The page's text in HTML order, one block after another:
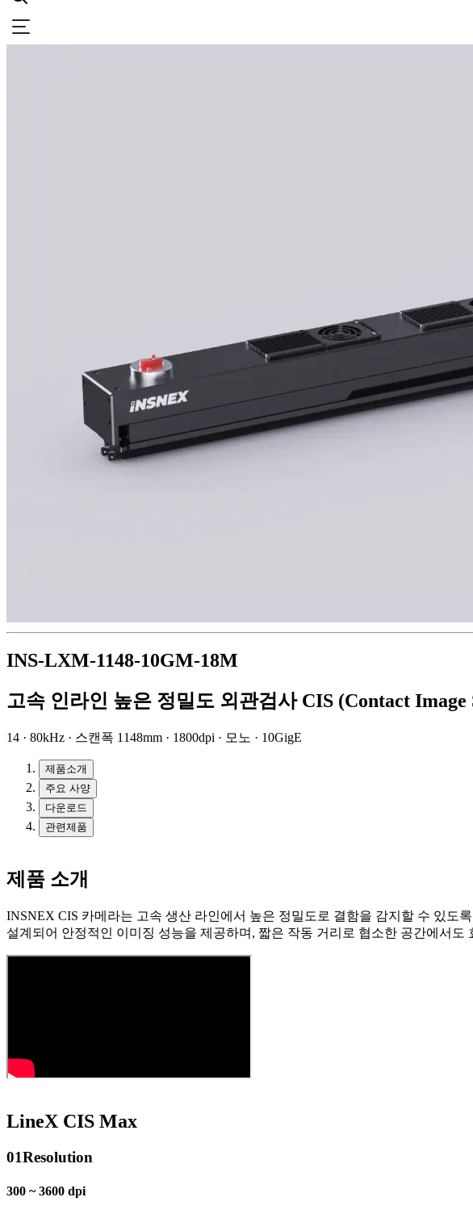
INS-LXM-1148-10GM-18M
고속 인라인 높은 정밀도 외관검사 CIS (Contact Image
14 · 80kHz · 스캔폭 1148mm · 1800dpi · 모노 · 10GigE
제품소개
주요 사양
다운로드
관련제품
제품 소개
INSNEX CIS 카메라는 고속 생산 라인에서 높은 정밀도로 결함을 감지할 수 있도
설계되어 안정적인 이미징 성능을 제공하며, 짧은 작동 거리로 협소한 공간에서도
LineX CIS Max
01Resolution
300 ~ 3600 dpi